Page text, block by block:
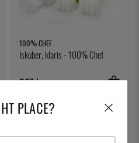
100% CHEF
Iskuber, klaris - 100% Chef
307 kr.
PLACE?